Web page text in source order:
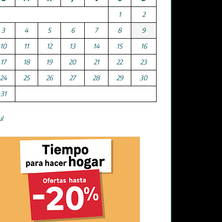
1
2
3
4 5 6 7 8
9
10
11 12 13 14 15
16
17
18 19 20 21 22
23
24
25 26 27 28 29
30
31